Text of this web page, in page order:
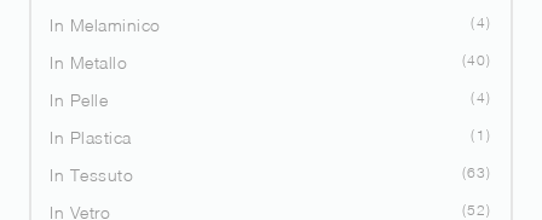
In Melaminico 4
In Metallo 40
In Pelle 4
In Plastica 1
In Tessuto 63
In Vetro 52